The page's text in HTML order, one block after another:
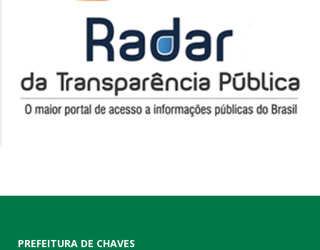
PREFEITURA DE CHAVES